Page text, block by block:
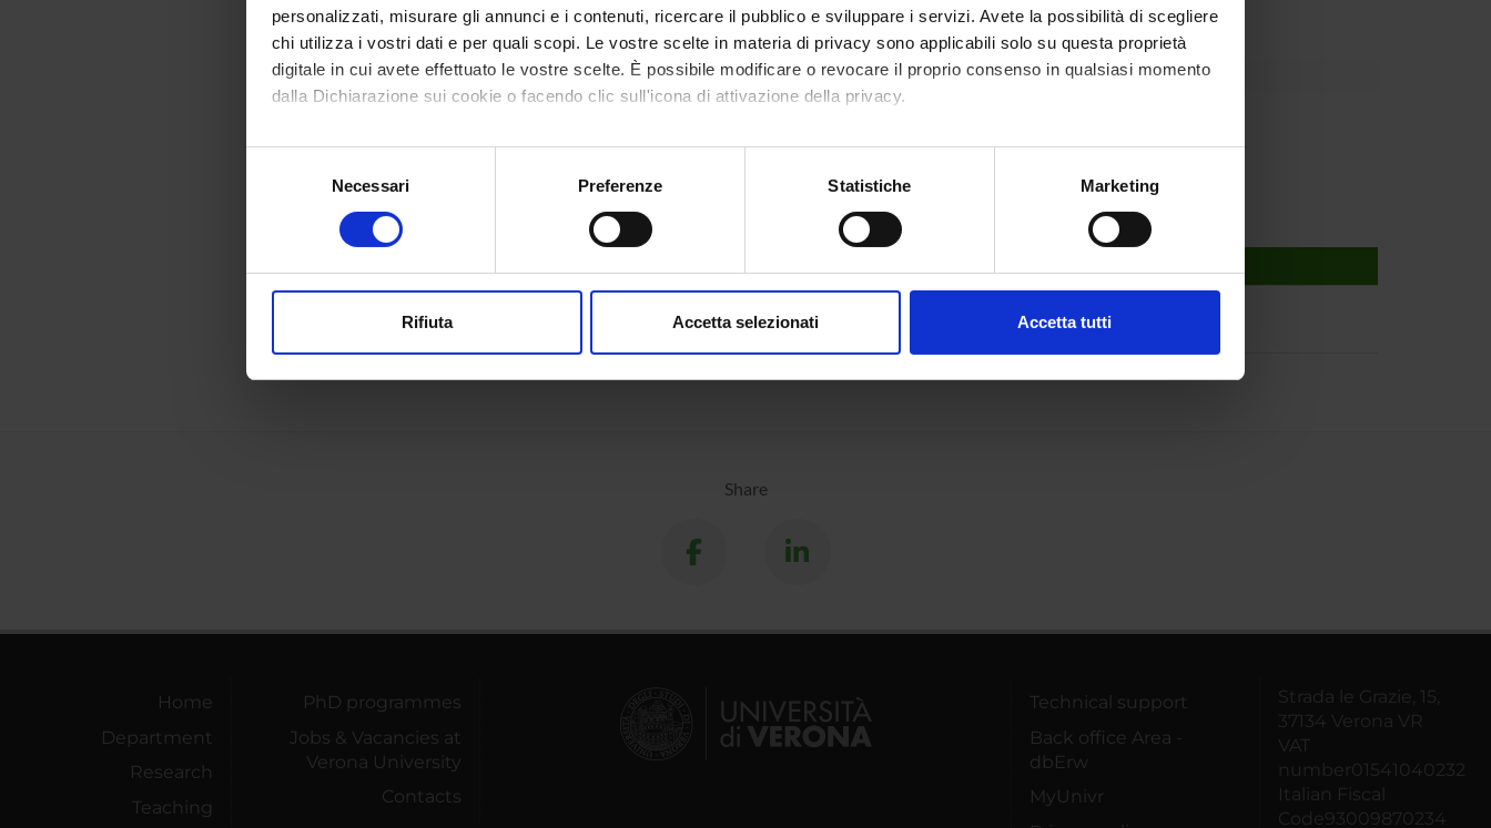
personalizzati, misurare gli annunci e i contenuti, ricercare il pubblico e sviluppare i servizi. Avete la possibilità di scegliere
chi utilizza i vostri dati e per quali scopi. Le vostre scelte in materia di privacy sono applicabili solo su questa proprietà
digitale in cui avete effettuato le vostre scelte. È possibile modificare o revocare il proprio consenso in qualsiasi momento
dalla Dichiarazione sui cookie o facendo clic sull'icona di attivazione della privacy.
Con il tuo consenso, vorremmo anche:
raccogliere informazioni sulla tua posizione geografica, con un'approssimazione di qualche metro,
digitali).
modificare o ritirare il tuo consenso in qualsiasi momento dalla Dichiarazione sui cookie.
Necessari Preferenze Statistiche Marketing
Rifiuta Accetta selezionati Accetta tutti
PROJECT PARTICIPANTS
Plant Sciences
Share
Home
Department
Research
Teaching
PhD programmes
Jobs & Vacancies at
Verona University
Contacts
Technical support
Back office Area -
dbErw
MyUnivr
Strada le Grazie, 15,
37134 Verona VR
VAT
number01541040232
Italian Fiscal
Code93009870234